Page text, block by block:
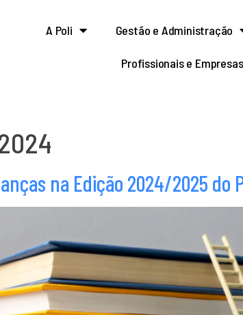
A Poli Gestão e Administração
Profissionais e Empresas
na Edição 2024/2025 do